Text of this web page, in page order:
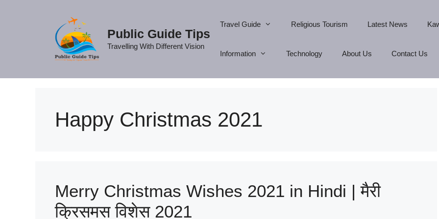
Public Guide Tips
Travelling With Different Vision
Travel Guide Religious Tourism Latest News
Information Technology About Us Contact Us
Happy Christmas 2021
Merry Christmas Wishes 2021 in Hindi | मैरी
क्रिसमस विशेस 2021